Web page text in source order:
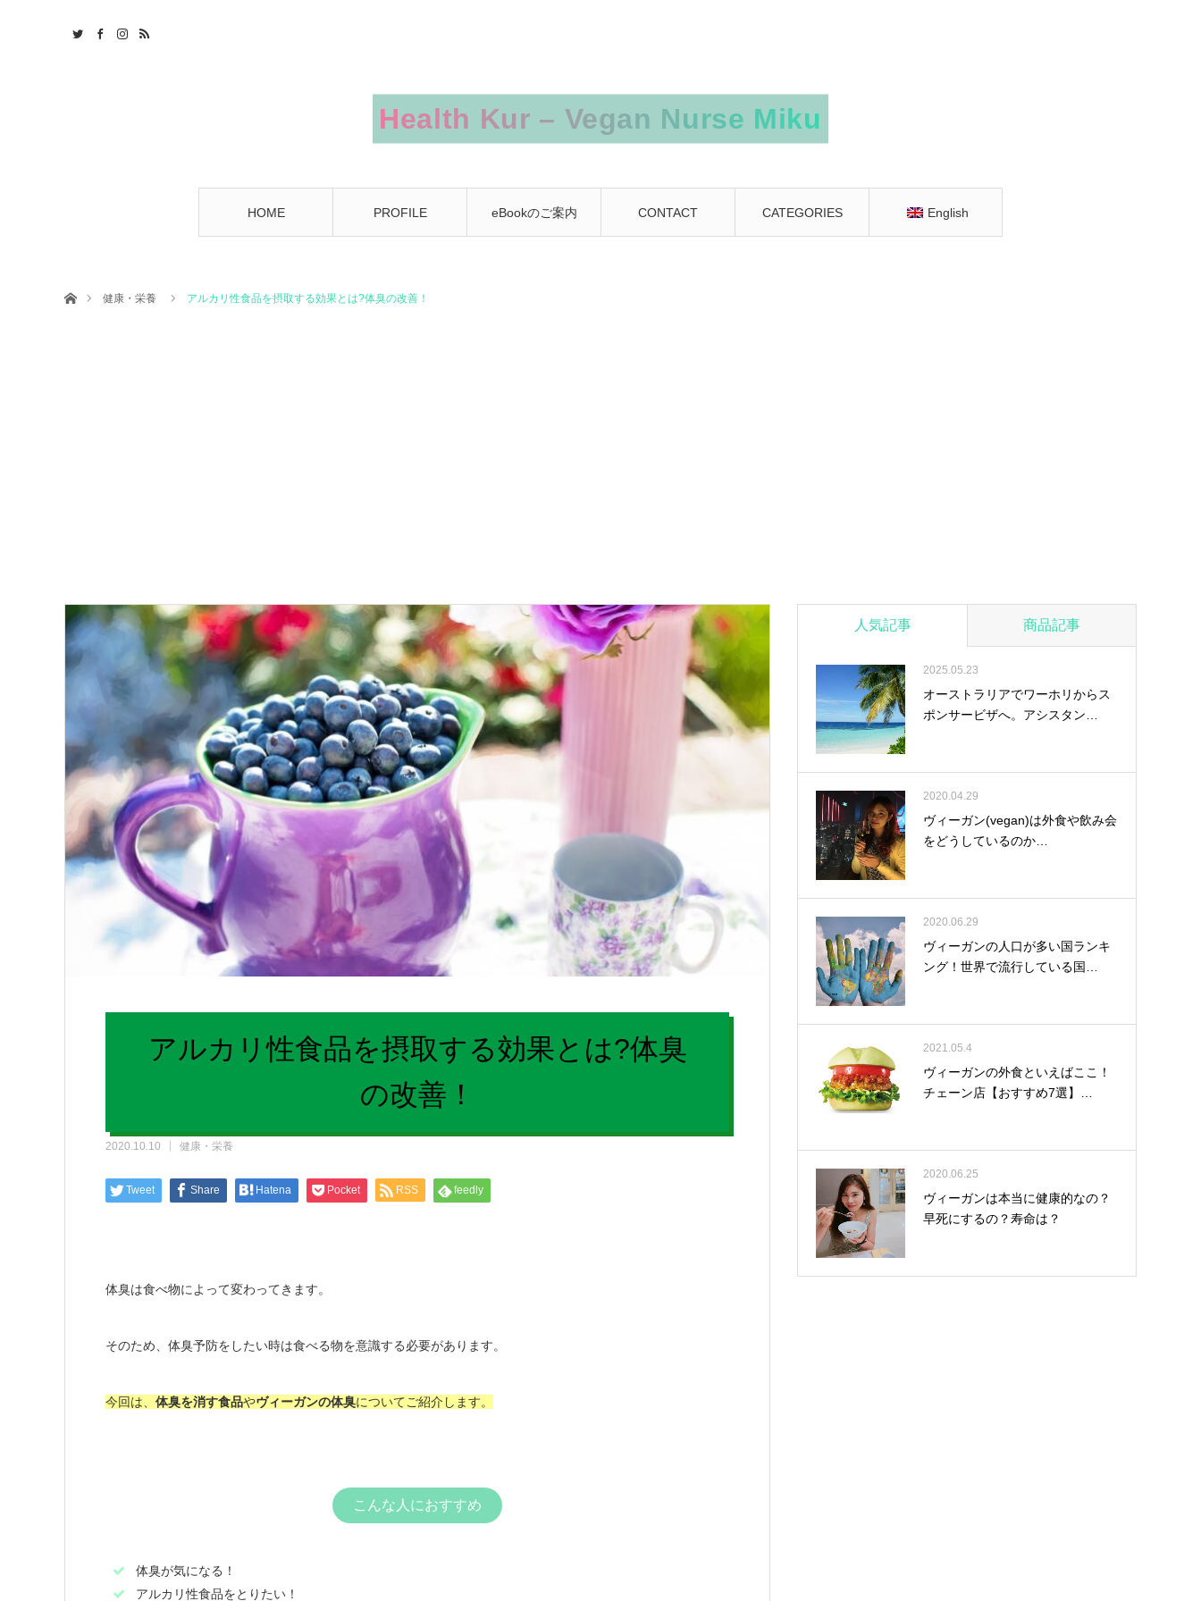
HOME PROFILE eBookのご案内 CONTACT CATEGORIES English
ホーム健康・栄養 アルカリ性食品を摂取する効果とは?体臭の改善！
アルカリ性食品を摂取する効果とは?体臭
の改善！
2020.10.10 健康・栄養
Tweet Share Hatena Pocket RSS feedly
体臭は食べ物によって変わってきます。
そのため、体臭予防をしたい時は食べる物を意識する必要があります。
今回は、 体臭を消す食品やヴィーガンの体臭についてご紹介します。
こんな人におすすめ
体臭が気になる！
アルカリ性食品をとりたい！
人気記事 商品記事
2025.05.23
オーストラリアでワーホリからス
ポンサービザへ。アシスタン…
2020.04.29
ヴィーガン(vegan)は外食や飲み会
をどうしているのか…
2020.06.29
ヴィーガンの人口が多い国ランキ
ング！世界で流行している国…
2021.05.4
ヴィーガンの外食といえばここ！
チェーン店【おすすめ7選】…
2020.06.25
ヴィーガンは本当に健康的なの？
早死にするの？寿命は？